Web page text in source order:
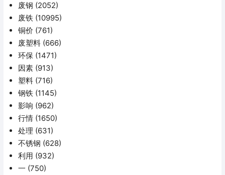
废钢 (2052)
废铁 (10995)
铜价 (761)
废塑料 (666)
环保 (1471)
因素 (913)
塑料 (716)
钢铁 (1145)
影响 (962)
行情 (1650)
处理 (631)
不锈钢 (628)
利用 (932)
一 (750)